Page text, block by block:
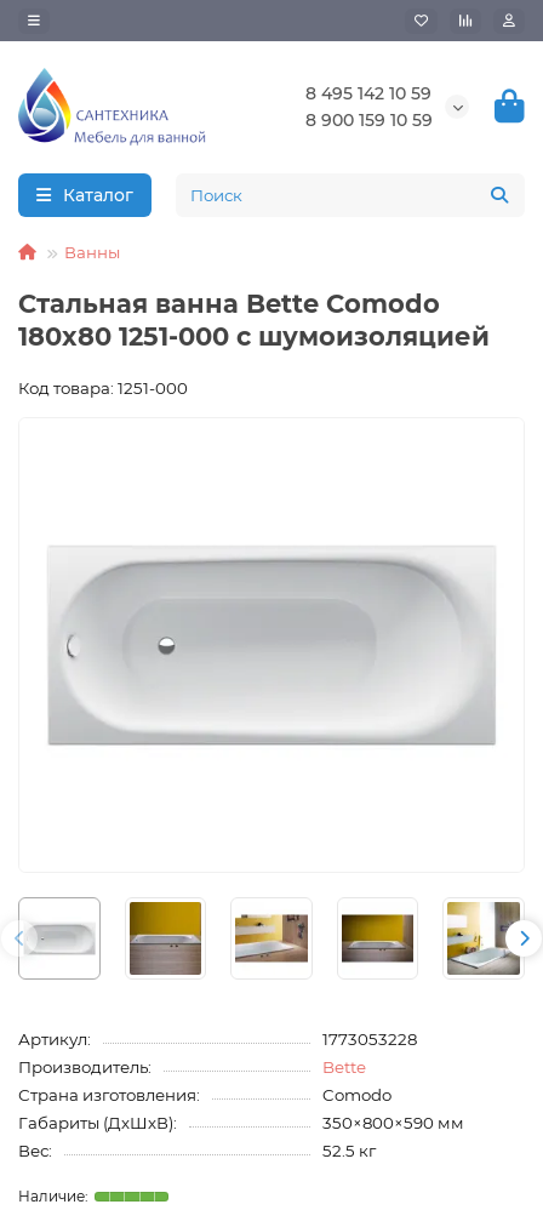
8 495 142 10 59
8 900 159 10 59
Каталог
Ванны
Стальная ванна Bette Comodo
180x80 1251-000 с шумоизоляцией
Код товара: 1251-000
Артикул:
1773053228
Производитель:
Bette
Страна изготовления:
Comodo
Габариты (ДхШхВ):
350×800×590 мм
Вес:
52.5 кг